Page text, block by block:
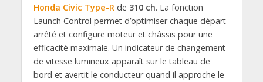
Honda Civic Type-R de 310 ch. La fonction
Launch Control permet d’optimiser chaque départ
arrêté et configure moteur et châssis pour une
efficacité maximale. Un indicateur de changement
de vitesse lumineux apparaît sur le tableau de
bord et avertit le conducteur quand il approche le